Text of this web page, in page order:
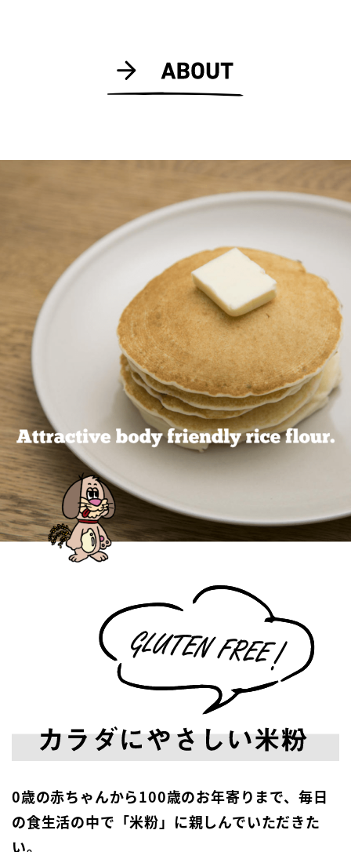
0歳の赤ちゃんから100歳のお年寄りまで、毎日
の食生活の中で「米粉」に親しんでいただきた
い。